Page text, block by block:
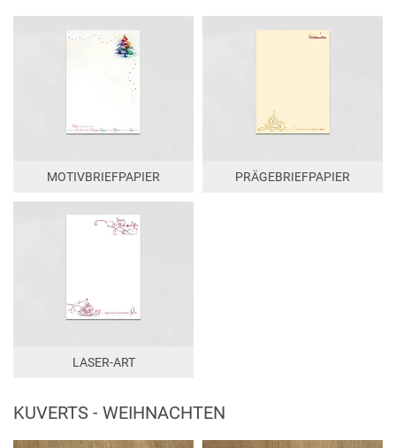
MOTIVBRIEFPAPIER PRÄGEBRIEFPAPIER
LASER-ART
KUVERTS - WEIHNACHTEN